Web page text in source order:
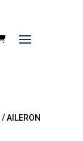
/ AILERON